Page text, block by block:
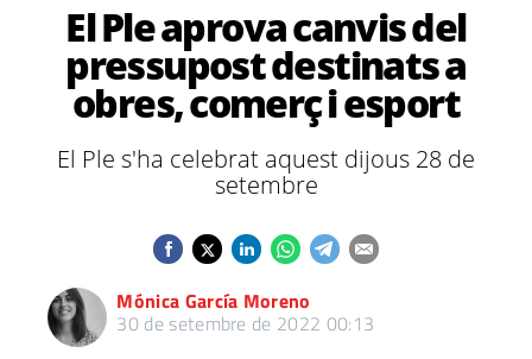
El Ple aprova canvis del
pressupost destinats a
obres, comerç i esport
El Ple s'ha celebrat aquest dijous 28 de
setembre
Mónica García Moreno
30 de setembre de 2022 00:13